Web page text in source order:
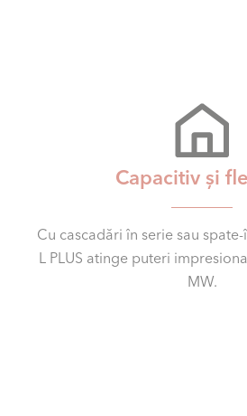
Capacitiv și
Cu cascadări în serie sau
L PLUS atinge puteri
MW.